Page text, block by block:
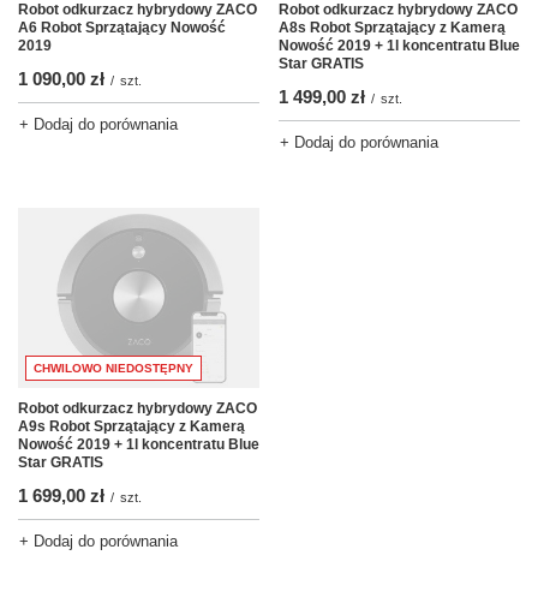
Robot odkurzacz hybrydowy ZACO
A6 Robot Sprzątający Nowość
2019
1 090,00 zł / szt.
+ Dodaj do porównania
Robot odkurzacz hybrydowy ZACO
A8s Robot Sprzątający z Kamerą
Nowość 2019 + 1l koncentratu Blue
Star GRATIS
1 499,00 zł / szt.
+ Dodaj do porównania
CHWILOWO NIEDOSTĘPNY
Robot odkurzacz hybrydowy ZACO
A9s Robot Sprzątający z Kamerą
Nowość 2019 + 1l koncentratu Blue
Star GRATIS
1 699,00 zł / szt.
+ Dodaj do porównania